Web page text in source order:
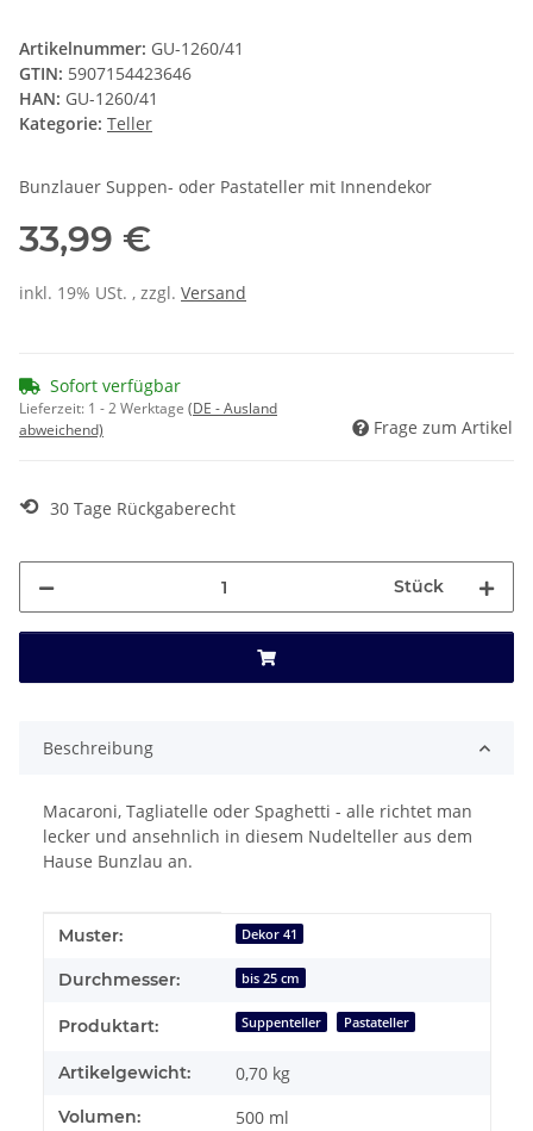
Artikelnummer: GU-1260/41
GTIN: 5907154423646
HAN: GU-1260/41
Kategorie: Teller
Bunzlauer Suppen- oder Pastateller mit Innendekor
33,99 €
inkl. 19% USt. , zzgl. Versand
Sofort verfügbar
Lieferzeit: 1 - 2 Werktage (DE - Ausland
abweichend)
Frage zum Artikel
⟲ 30 Tage Rückgaberecht
Stück
Beschreibung
Macaroni, Tagliatelle oder Spaghetti - alle richtet man
lecker und ansehnlich in diesem Nudelteller aus dem
Hause Bunzlau an.
Produkteigenschaft
Wert
Muster: Dekor 41
Durchmesser: bis 25 cm
Produktart: Suppenteller Pastateller
Artikelgewicht: 0,70 kg
Volumen: 500 ml